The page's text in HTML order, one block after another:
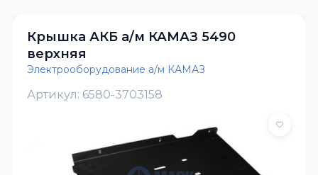
Крышка АКБ а/м КАМАЗ 5490
верхняя
Электрооборудование а/м КАМАЗ
Артикул: 6580-3703158